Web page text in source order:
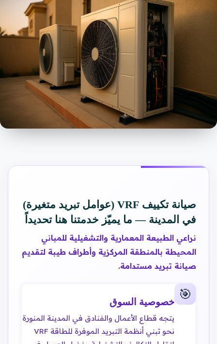
صيانة تكييف VRF (عوامل تبريد متغيرة)
في المدينة — ما يميّز خدمتنا هنا تحديداً
نراعي الطبيعة المعمارية والتشغيلية للمباني
المحيطة بالمنطقة المركزية وأطراف طيبة لتقديم
صيانة تبريد مستدامة.
🎯 خصوصية السوق
يتجه قطاع الأعمال والفنادق في المدينة المنورة
نحو تبني أنظمة التبريد الموفرة للطاقة VRF